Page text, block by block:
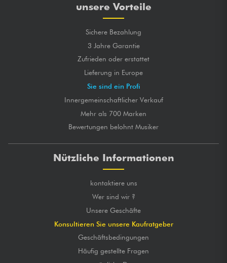
unsere Vorteile
Sichere Bezahlung
3 Jahre Garantie
Zufrieden oder erstattet
Lieferung in Europe
Sie sind ein Profi
Innergemeinschaftlicher Verkauf
Mehr als 700 Marken
Bewertungen belohnt Musiker
Nützliche Informationen
kontaktiere uns
Wer sind wir ?
Unsere Geschäfte
Konsultieren Sie unsere Kaufratgeber
Geschäftsbedingungen
Häufig gestellte Fragen